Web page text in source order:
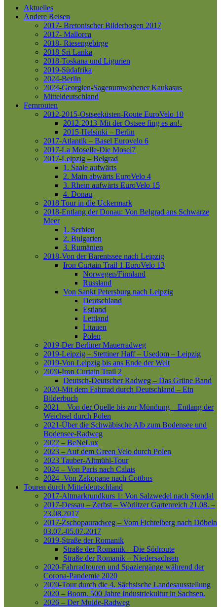
Aktuelles
Andere Reisen
2017- Bretonischer Bilderbogen 2017
2017- Mallorca
2018- Riesengebirge
2018-Sri Lanka
2018-Toskana und Ligurien
2019-Südafrika
2024-Berlin
2024-Georgien-Sagenumwobener Kaukasus
Mitteldeutschland
Fernrouten
2012-2015-Ostseeküsten-Route EuroVelo 10
2012-2013-Mit der Ostsee fing es an!-
2015-Helsinki – Berlin
2017-Atlantik – Basel Eurovelo 6
2017-La Moselle-Die Mosel7
2017-Leipzig – Belgrad
1. Saale aufwärts
2. Main abwärts EuroVelo 4
3. Rhein aufwärts EuroVelo 15
4. Donau
2018 Tour in die Uckermark
2018-Entlang der Donau: Von Belgrad ans Schwarze
Meer
1. Serbien
2. Bulgarien
3. Rumänien
2018-Von der Barentssee nach Leipzig
Iron Curtain Trail 1 EuroVelo 13
Norwegen/Finnland
Russland
Von Sankt Petersburg nach Leipzig
Deutschland
Estland
Lettland
Litauen
Polen
2019-Der Berliner Mauerradweg
2019-Leipzig – Stettiner Haff – Usedom – Leipzig
2019-Von Leipzig bis ans Ende der Welt
2020-Iron Curtain Trail 2
Deutsch-Deutscher Radweg – Das Grüne Band
2020-Mit dem Fahrrad durch Deutschland – Ein
Bilderbuch
2021 – Von der Quelle bis zur Mündung – Entlang der
Weichsel durch Polen
2021-Über die Schwäbische Alb zum Bodensee und
Bodensee-Radweg
2022 – BeNeLux
2023 – Auf dem Green Velo durch Polen
2023 Tauber-Altmühl-Tour
2024 – Von Paris nach Calais
2024 -Von Zakopane nach Cottbus
Touren durch Mitteldeutschland
2017-Altmarkrundkurs 1: Von Salzwedel nach Stendal
2017-Dessau – Zerbst – Wörlitzer Gartenreich 21.08. –
23.08.2017
2017-Zschopauradweg – Vom Fichtelberg nach Döbeln
03.07.-05.07.2017
2019-Straße der Romanik
Straße der Romanik – Die Südroute
Straße der Romanik – Niedersachsen
2020-Fahrradtouren und Spaziergänge während der
Corona-Pandemie 2020
2020-Tour durch die 4. Sächsische Landesausstellung
2020 – Boom. 500 Jahre Industriekultur in Sachsen.
2026 – Der Mulde-Radweg